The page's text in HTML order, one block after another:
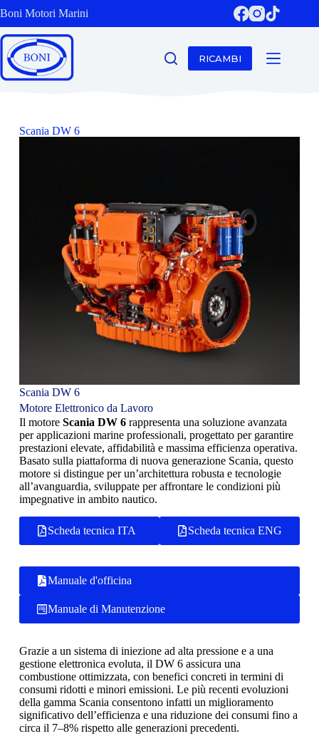
Boni Motori Marini
RICAMBI
Scania DW 6
Scania DW 6
Motore Elettronico da Lavoro
Il motore Scania DW 6rappresenta una soluzione avanzata
per applicazioni marine professionali, progettato per garantire
prestazioni elevate, affidabilità e massima efficienza operativa.
Basato sulla piattaforma di nuova generazione Scania, questo
motore si distingue per un’architettura robusta e tecnologie
all’avanguardia, sviluppate per affrontare le condizioni più
impegnative in ambito nautico.
Scheda tecnica ITA Scheda tecnica ENG
Manuale d'officina
Manuale di Manutenzione
Grazie a un sistema di iniezione ad alta pressione e a una
gestione elettronica evoluta, il DW 6 assicura una
combustione ottimizzata, con benefici concreti in termini di
consumi ridotti e minori emissioni. Le più recenti evoluzioni
della gamma Scania consentono infatti un miglioramento
significativo dell’efficienza e una riduzione dei consumi fino a
circa il 7–8% rispetto alle generazioni precedenti.